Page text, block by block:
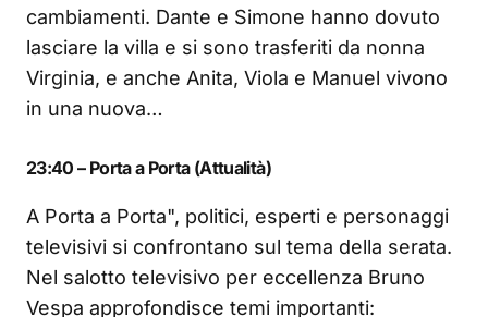
cambiamenti. Dante e Simone hanno dovuto
lasciare la villa e si sono trasferiti da nonna
Virginia, e anche Anita, Viola e Manuel vivono
in una nuova…
23:40 – Porta a Porta (Attualità)
A Porta a Porta", politici, esperti e personaggi
televisivi si confrontano sul tema della serata.
Nel salotto televisivo per eccellenza Bruno
Vespa approfondisce temi importanti: